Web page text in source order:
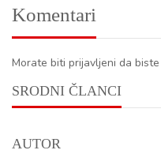
Komentari
Morate biti prijavljeni da
SRODNI ČLANCI
AUTOR